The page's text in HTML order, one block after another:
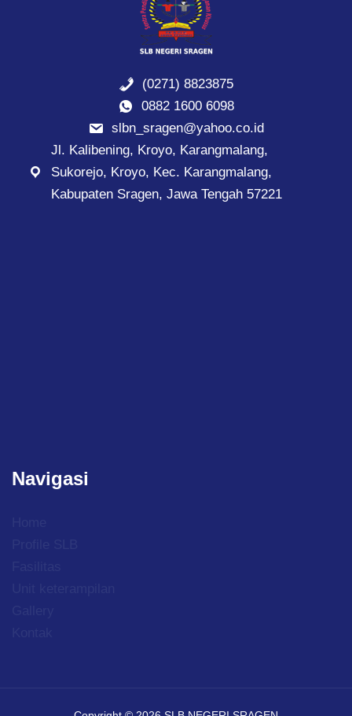
(0271) 8823875
0882 1600 6098
slbn_sragen@yahoo.co.id
Jl. Kalibening, Kroyo, Karangmalang,
Sukorejo, Kroyo, Kec. Karangmalang,
Kabupaten Sragen, Jawa Tengah 57221
Navigasi